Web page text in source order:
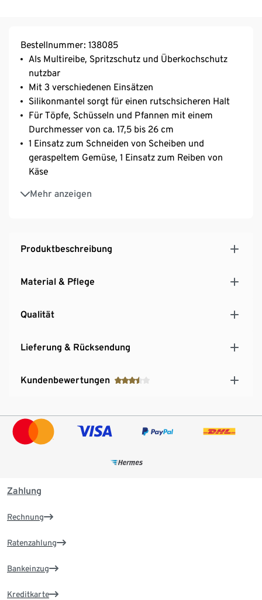
Bestellnummer: 138085
Als Multireibe, Spritzschutz und Überkochschutz
nutzbar
Mit 3 verschiedenen Einsätzen
Silikonmantel sorgt für einen rutschsicheren Halt
Für Töpfe, Schüsseln und Pfannen mit einem
Durchmesser von ca. 17,5 bis 26 cm
1 Einsatz zum Schneiden von Scheiben und
geraspeltem Gemüse, 1 Einsatz zum Reiben von
Käse
Mehr anzeigen
1 Einsatz zum Abdecken und als Spritzschutz
Ohne Einsatz als Überkochschutz verwendbar
Auch als Abdeckung für Gerichte geeignet
Hitzebeständiges Material
Produktbeschreibung
Material & Pflege
Qualität
Lieferung & Rücksendung
Kundenbewertungen
Zahlung
Rechnung
Ratenzahlung
Bankeinzug
Kreditkarte